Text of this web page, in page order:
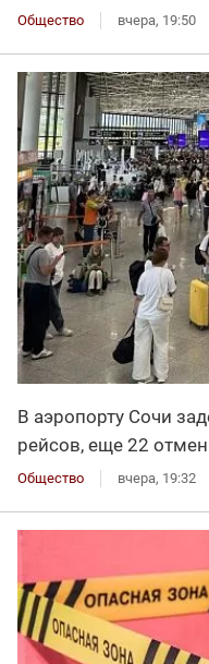
Общество вчера, 19:50
В аэропорту Сочи
рейсов, еще 22
Общество вчера, 19:32